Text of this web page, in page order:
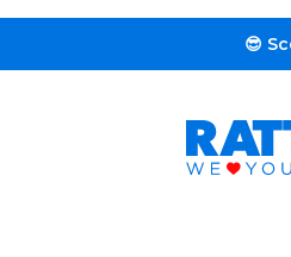
😎 Scopri la